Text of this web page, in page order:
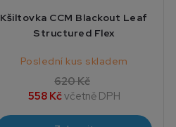
Kšiltovka CCM Blackout Leaf
Structured Flex
Poslední kus skladem
620 Kč
558 Kčvčetně DPH